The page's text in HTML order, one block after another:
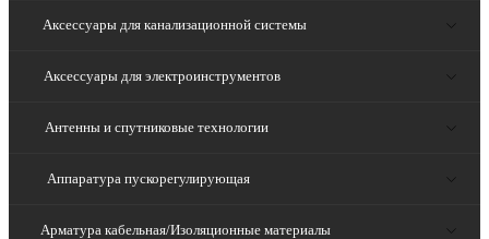
Аксессуары для канализационной системы
Аксессуары для электроинструментов
Антенны и спутниковые технологии
Аппаратура пускорегулирующая
Арматура кабельная/Изоляционные материалы